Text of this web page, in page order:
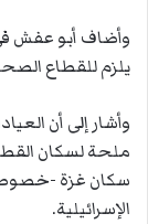
وأضاف أبو عفش
يلزم للقطاع
وأشار إلى أن
ملحة لسكان
سكان غزة -
الإسرائيلية.